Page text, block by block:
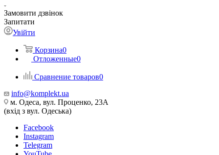
Замовити дзвінок
Запитати
Увійти
Корзина0
Отложенные0
Сравнение товаров0
info@komplekt.ua
м. Одеса, вул. Проценко, 23А
(вхід з вул. Одеська)
Facebook
Instagram
Telegram